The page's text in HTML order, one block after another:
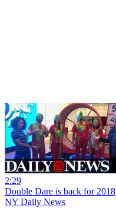
2:29
Double Dare is back for 2018
NY Daily News